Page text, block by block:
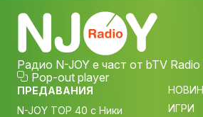
Радио N-JOY е част от bTV Radio
Pop-out player
ПРЕДАВАНИЯ
N-JOY TOP 40 с Ники
ИГРИ